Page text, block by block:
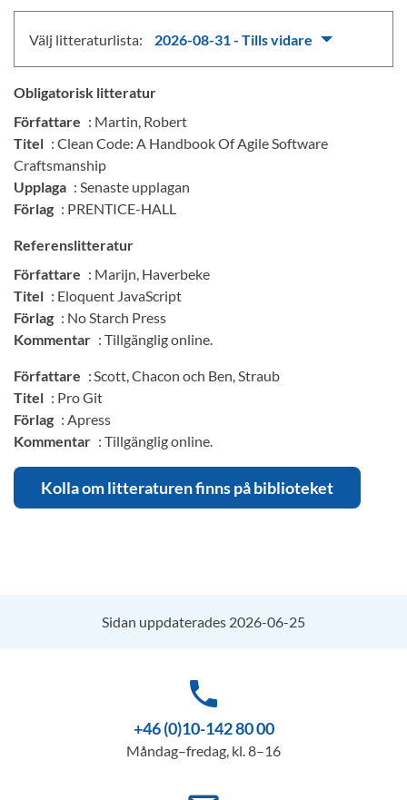
Välj litteraturlista: 2026-08-31 - Tills vidare
Obligatorisk litteratur
Författare : Martin, Robert
Titel : Clean Code: A Handbook Of Agile Software
Craftsmanship
Upplaga : Senaste upplagan
Förlag : PRENTICE-HALL
Referenslitteratur
Författare : Marijn, Haverbeke
Titel : Eloquent JavaScript
Förlag : No Starch Press
Kommentar : Tillgänglig online.
Författare : Scott, Chacon och Ben, Straub
Titel : Pro Git
Förlag : Apress
Kommentar : Tillgänglig online.
Kolla om litteraturen finns på biblioteket
Sidan uppdaterades 2026-06-25
phone
+46 (0)10-142 80 00
Måndag–fredag, kl. 8–16